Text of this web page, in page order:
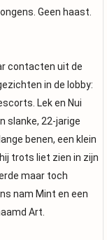
Geen haast.
contacten uit de
in de lobby:
Lek en Nui
slanke, 22-jarige
benen, een klein
trots liet zien in zijn
maar toch
nam Mint en een
Art.